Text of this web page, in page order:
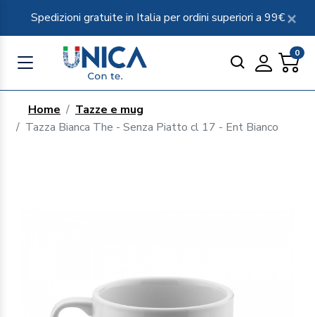
Spedizioni gratuite in Italia per ordini superiori a 99€
0
Home
Tazze e mug
Tazza Bianca The - Senza Piatto cl 17 - Ent Bianco